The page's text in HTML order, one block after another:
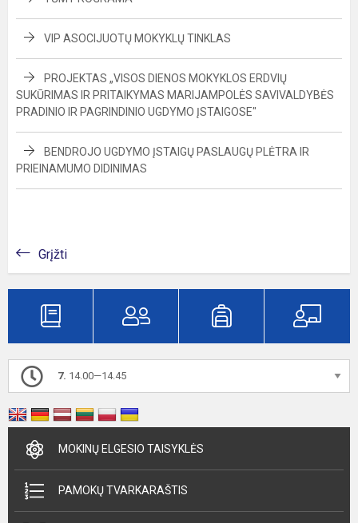
VIP ASOCIJUOTŲ MOKYKLŲ TINKLAS
PROJEKTAS „VISOS DIENOS MOKYKLOS ERDVIŲ
SUKŪRIMAS IR PRITAIKYMAS MARIJAMPOLĖS SAVIVALDYBĖS
PRADINIO IR PAGRINDINIO UGDYMO ĮSTAIGOSE"
BENDROJO UGDYMO ĮSTAIGŲ PASLAUGŲ PLĖTRA IR
PRIEINAMUMO DIDINIMAS
Grįžti
7. 14.00—14.45
MOKINŲ ELGESIO TAISYKLĖS
PAMOKŲ TVARKARAŠTIS